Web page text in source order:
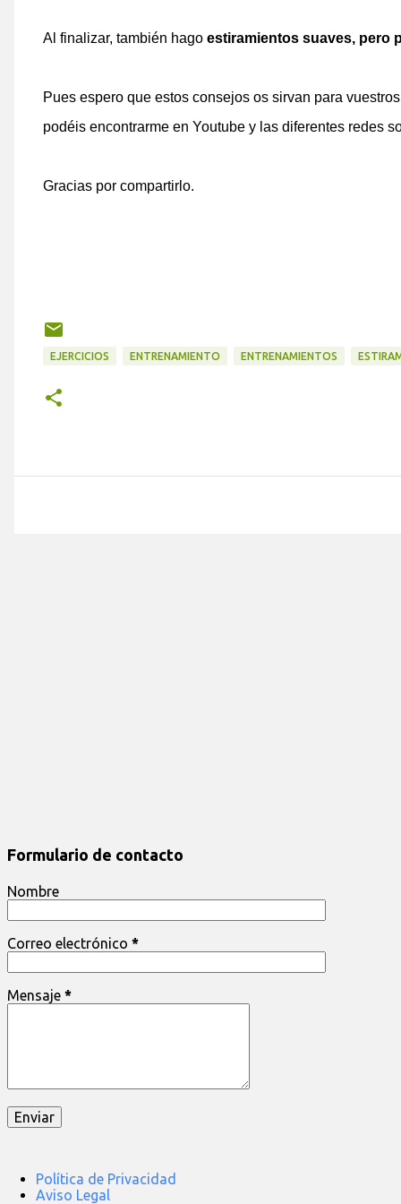
Al finalizar, también hago estiramientos suaves, pero
Pues espero que estos consejos os sirvan para
podéis encontrarme en Youtube y las diferentes redes
Gracias por compartirlo.
EJERCICIOS ENTRENAMIENTO ENTRENAMIENTOS
Formulario de contacto
Nombre
Correo electrónico *
Mensaje *
Política de Privacidad
Aviso Legal